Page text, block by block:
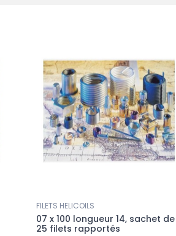
FILETS HELICOILS
07 x 100 longueur 14, sachet de
25 filets rapportés